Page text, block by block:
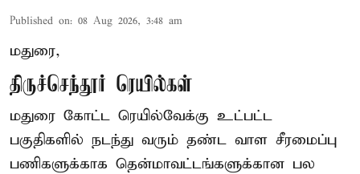
Published on: 08 Aug 2026, 3:48 am
மதுரை,
திருச்செந்தூர் ரெயில்கள்
மதுரை கோட்ட ரெயில்வேக்கு உட்பட்ட
பகுதிகளில் நடந்து வரும் தண்ட வாள சீரமைப்பு
பணிகளுக்காக தென்மாவட்டங்களுக்கான பல